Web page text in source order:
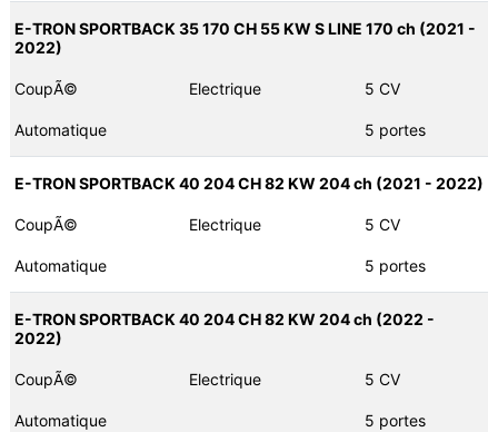
E-TRON SPORTBACK 35 170 CH 55 KW S LINE 170 ch (2021 -
2022)
CoupÃ© Electrique 5 CV
Automatique 5 portes
E-TRON SPORTBACK 40 204 CH 82 KW 204 ch (2021 - 2022)
CoupÃ© Electrique 5 CV
Automatique 5 portes
E-TRON SPORTBACK 40 204 CH 82 KW 204 ch (2022 -
2022)
CoupÃ© Electrique 5 CV
Automatique 5 portes